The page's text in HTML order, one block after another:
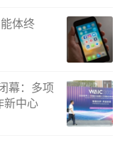
体终
幕：多项
新中心